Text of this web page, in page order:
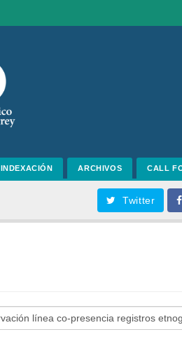
INDEXACIÓN ARCHIVOS CALL
Twitter